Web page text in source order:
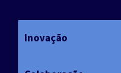
Inovação